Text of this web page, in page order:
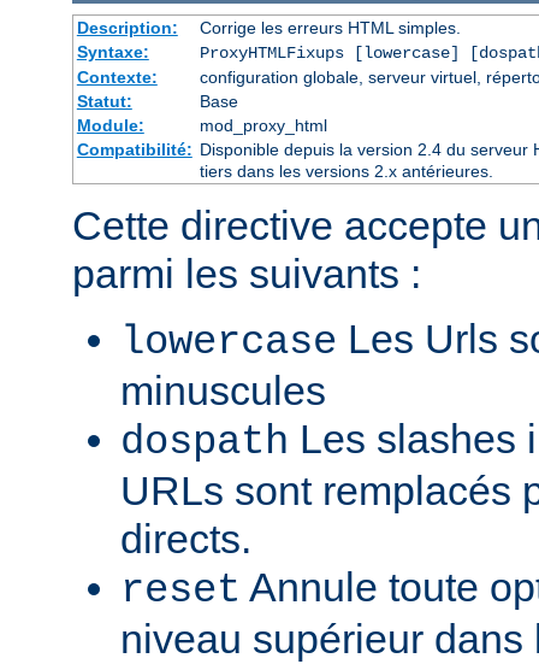
Description:
Corrige les erreurs HTML simples.
Syntaxe:
ProxyHTMLFixups [lowercase]
Contexte:
configuration globale, serveur virtuel,
Statut:
Base
Module:
mod_proxy_html
Compatibilité: Disponible depuis la version 2.4 du serveur
tiers dans les versions 2.x antérieures.
Cette directive accepte
parmi les suivants :
lowercase Les Urls
minuscules
dospath Les slashes
URLs sont remplacés
directs.
reset Annule toute
niveau supérieur